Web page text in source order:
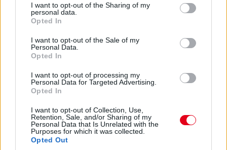
not limited to your visit or usage behaviour. You may click to
grant or deny consent to Google and its third-party tags to
use your data for below specified purposes in below Google
consent section.
I want to opt-out of the Sharing of my
personal data.
Opted In
I want to opt-out of the Sale of my
Personal Data.
Opted In
I want to opt-out of processing my
Personal Data for Targeted Advertising.
Opted In
I want to opt-out of Collection, Use,
Retention, Sale, and/or Sharing of my
Personal Data that Is Unrelated with the
Purposes for which it was collected.
Opted Out
Kulcsfontosságú pillanat: egy körrel Kubica után
bokszban a #6-os és bokszban az #50-es! Mindkettő tankolt,
Kubica viszont előttük frissebb gumin!
Kubica hozza az autót az utolsó kiállásra! Kereket
cserélnek a #83-ason, de Kubica marad az autóban. A #6-os
és az #50-es a következő körben jön, az #51-es később.